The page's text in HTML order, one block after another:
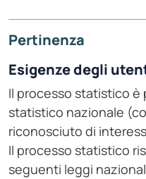
Pertinenza
Esigenze degli
Il processo statistico è
statistico nazionale
riconosciuto di
Il processo statistico
seguenti leggi